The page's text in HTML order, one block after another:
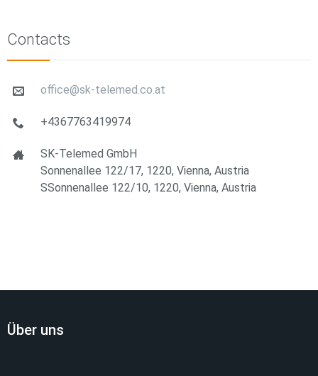
Contacts
office@sk-telemed.co.at
+4367763419974
SK-Telemed GmbH
Sonnenallee 122/17, 1220, Vienna, Austria
SSonnenallee 122/10, 1220, Vienna, Austria
Über uns